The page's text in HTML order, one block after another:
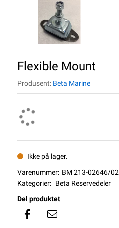
Flexible Mount
Produsent: Beta Marine
Ikke på lager.
Varenummer: BM 213-02646/02
Kategorier: Beta Reservedeler
Del produktet